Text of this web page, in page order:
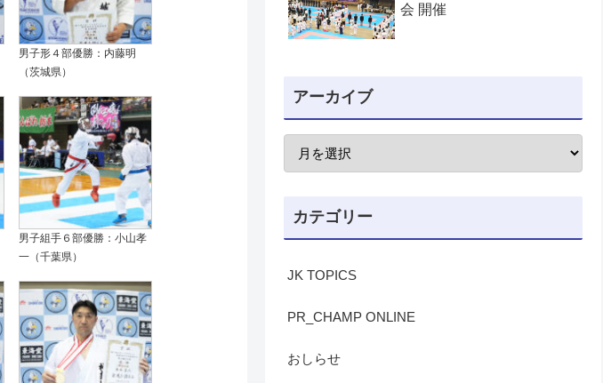
男子形４部優勝：内藤明
（茨城県）
男子組手６部優勝：小山孝
一（千葉県）
会 開催
アーカイブ
カテゴリー
JK TOPICS
PR_CHAMP ONLINE
おしらせ